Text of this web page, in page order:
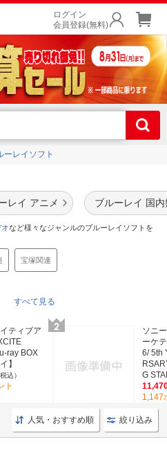
ログイン
会員登録(無料)
ーレイソフト
レイ アニメ ブルーレイ 国内
など様々なジャンルのブルーレイソフトを
宝塚関連
すべて見る
ティブア
ray BOX
】
税込）
ト
ソニ
ーケ
6/ 5th
G
1,147
人気・おすすめ順 絞り込み